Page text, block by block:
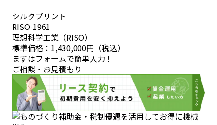
シルクプリント
RISO-1961
理想科学工業（RISO）
標準価格： 1,430,000円 （税込）
まずはフォームで簡単入力！
ご相談・お見積もり